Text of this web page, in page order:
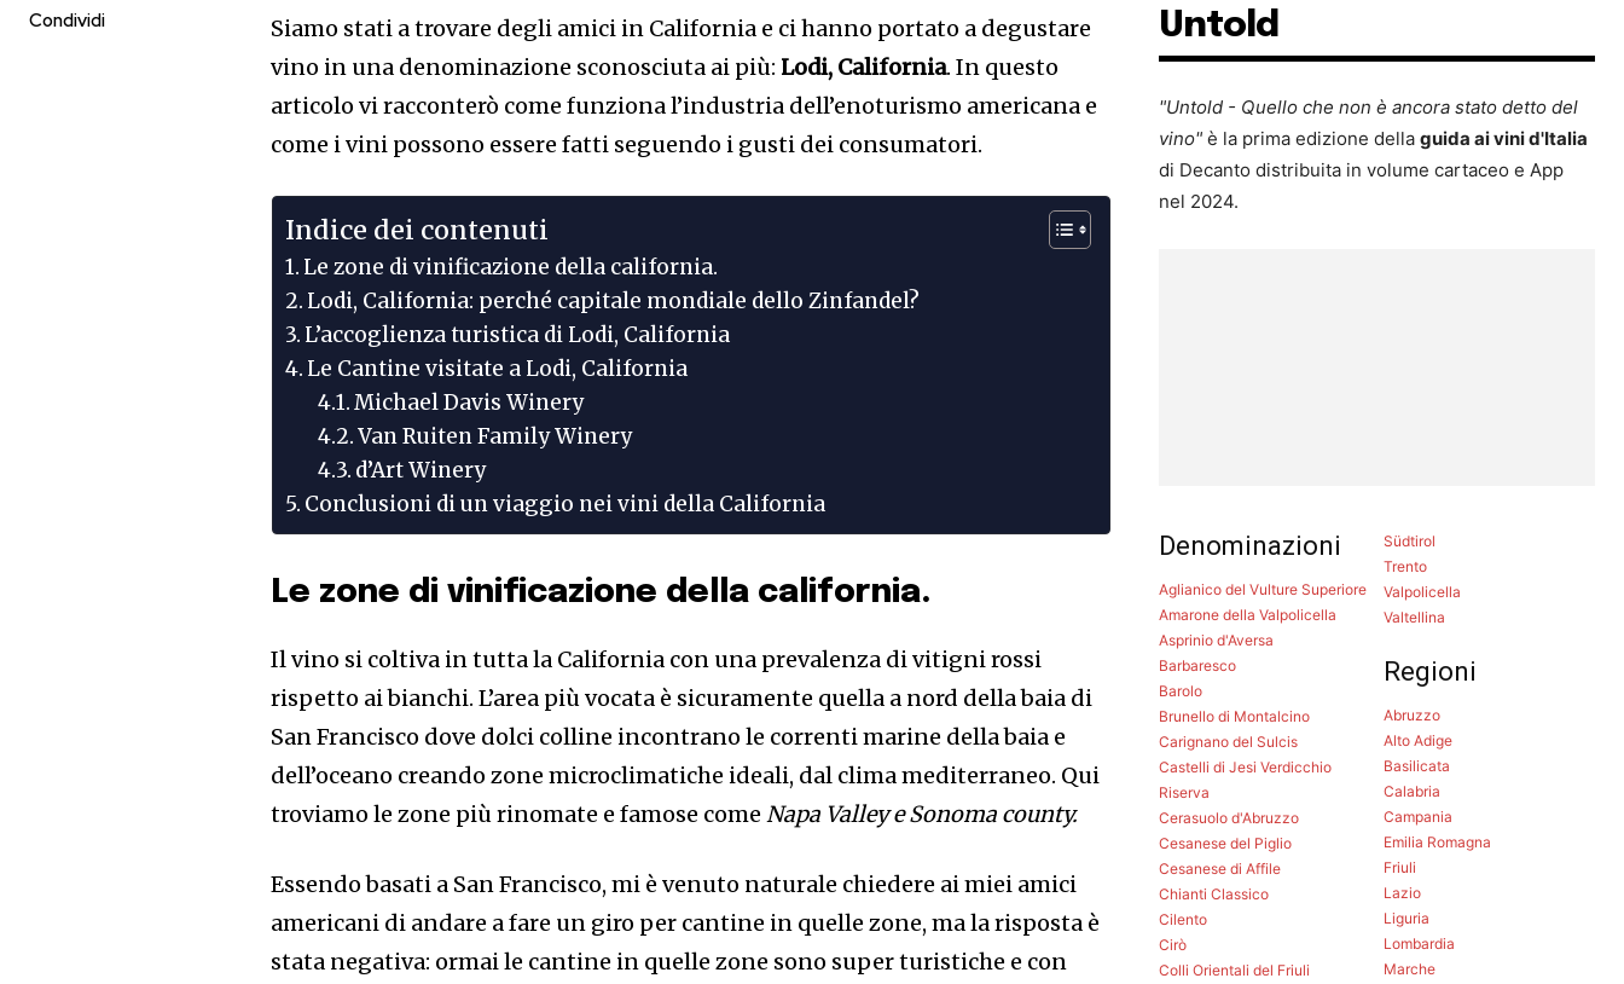
Condividi
Siamo stati a trovare degli amici in California e ci hanno portato a degustare
vino in una denominazione sconosciuta ai più: Lodi, California. In questo
articolo vi racconterò come funziona l’industria dell’enoturismo americana e
come i vini possono essere fatti seguendo i gusti dei consumatori.
Indice dei contenuti
Le zone di vinificazione della california.
Lodi, California: perché capitale mondiale dello Zinfandel?
L’accoglienza turistica di Lodi, California
Le Cantine visitate a Lodi, California
Michael Davis Winery
Van Ruiten Family Winery
d’Art Winery
Conclusioni di un viaggio nei vini della California
Le zone di vinificazione della california.
Il vino si coltiva in tutta la California con una prevalenza di vitigni rossi
rispetto ai bianchi. L’area più vocata è sicuramente quella a nord della baia di
San Francisco dove dolci colline incontrano le correnti marine della baia e
dell’oceano creando zone microclimatiche ideali, dal clima mediterraneo. Qui
troviamo le zone più rinomate e famose comeNapa Valley e Sonoma county.
Essendo basati a San Francisco, mi è venuto naturale chiedere ai miei amici
americani di andare a fare un giro per cantine in quelle zone, ma la risposta è
stata negativa: ormai le cantine in quelle zone sono super turistiche e con
Untold
"Untold - Quello che non è ancora stato detto del
vino" è la prima edizione dellaguida ai vini d'Italia
di Decanto distribuita in volume cartaceo e App
nel 2024.
Denominazioni
Aglianico del Vulture Superiore
Amarone della Valpolicella
Asprinio d'Aversa
Barbaresco
Barolo
Brunello di Montalcino
Carignano del Sulcis
Castelli di Jesi Verdicchio
Riserva
Cerasuolo d'Abruzzo
Cesanese del Piglio
Cesanese di Affile
Chianti Classico
Cilento
Cirò
Colli Orientali del Friuli
Südtirol
Trento
Valpolicella
Valtellina
Regioni
Abruzzo
Alto Adige
Basilicata
Calabria
Campania
Emilia Romagna
Friuli
Lazio
Liguria
Lombardia
Marche